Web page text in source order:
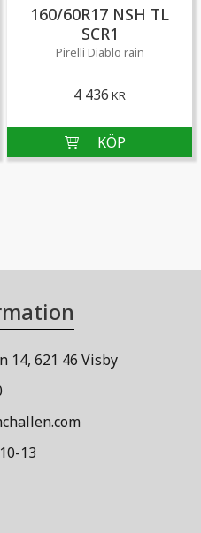
160/60R17 NSH TL
SCR1
Pirelli Diablo rain
4 436 KR
14, 621 46 Visby
13